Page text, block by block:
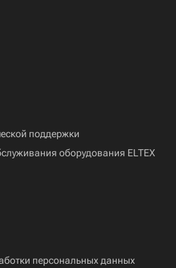
поддержки
оборудования ELTEX
персональных данных